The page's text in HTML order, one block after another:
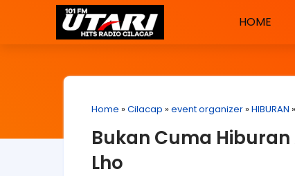
HOME
Home »Cilacap »event organizer »HIBURAN »
Bukan Cuma
Lho